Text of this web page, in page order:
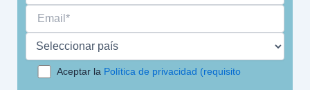
Aceptar la Política de privacidad (requisito